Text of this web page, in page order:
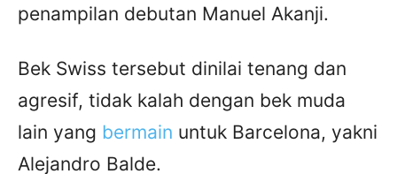
penampilan debutan Manuel Akanji.
Bek Swiss tersebut dinilai tenang dan
agresif, tidak kalah dengan bek muda
lain yang bermain untuk Barcelona, yakni
Alejandro Balde.